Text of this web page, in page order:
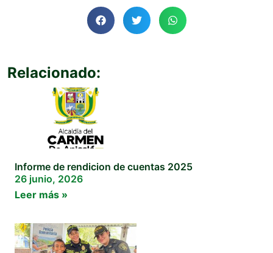
Relacionado:
Informe de rendicion de cuentas 2025
26 junio, 2026
Leer más »